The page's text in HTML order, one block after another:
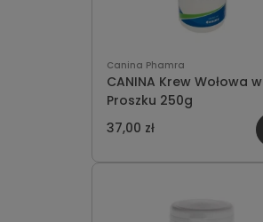
Canina Phamra
CANINA Krew Wołowa w
Proszku 250g
37,00 zł